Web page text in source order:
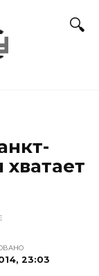
хватает
23:03